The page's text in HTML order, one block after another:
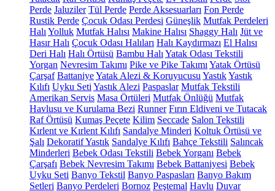
Perde Jaluziler Tül Perde Perde Aksesuarları Fon Perde
Rustik Perde Çocuk Odası Perdesi Güneşlik Mutfak Perdeleri
Halı Yolluk Mutfak Halısı Makine Halısı Shaggy Halı Jüt ve
Hasır Halı Çocuk Odası Halıları Halı Kaydırmazı El Halısı
Deri Halı Halı Örtüsü Bambu Halı Yatak Odası Tekstili
Yorgan Nevresim Takımı Pike ve Pike Takımı Yatak Örtüsü
Çarşaf BattaniyeYatak Alezi & Koruyucusu YastıkYastık
Kılıfı Uyku Seti Yastık Alezi Paspaslar Mutfak Tekstili
Amerikan Servis Masa Örtüleri Mutfak Önlüğü Mutfak
Havlusu ve Kurulama Bezi Runner Fırın Eldiveni ve Tutacak
Raf Örtüsü Kumaş Peçete Kilim Seccade Salon Tekstili
Kırlent ve Kırlent Kılıfı Sandalye Minderi Koltuk Örtüsü ve
Şalı Dekoratif Yastık Sandalye Kılıfı Bahçe Tekstili Salıncak
Minderleri Bebek Odası Tekstili Bebek Yorganı Bebek
Çarşafı Bebek Nevresim Takımı Bebek Battaniyesi Bebek
Uyku Seti Banyo Tekstil Banyo Paspasları Banyo Bakım
Setleri Banyo Perdeleri Bornoz Peştemal Havlu Duvar